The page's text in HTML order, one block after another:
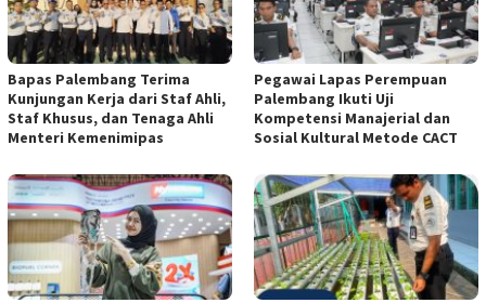
Bapas Palembang Terima
Kunjungan Kerja dari Staf Ahli,
Staf Khusus, dan Tenaga Ahli
Menteri Kemenimipas
Pegawai Lapas Perempuan
Palembang Ikuti Uji
Kompetensi Manajerial dan
Sosial Kultural Metode CACT